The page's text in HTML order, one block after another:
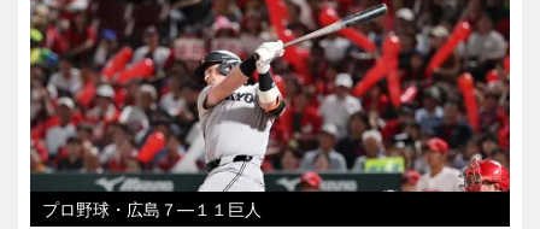
プロ野球・広島７―１１巨人